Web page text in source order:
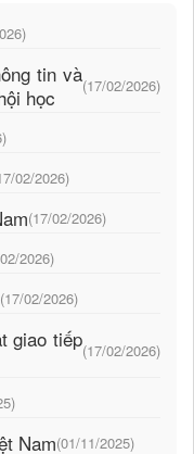
tin và
học
(17/02/2026)
02/2026)
(17/02/2026)
2026)
(17/02/2026)
giao tiếp(17/02/2026)
Nam(01/11/2025)